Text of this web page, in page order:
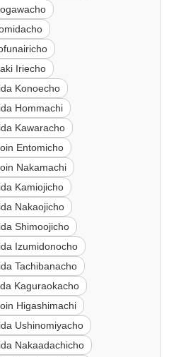
Iriecho
Konoecho
Hommachi
Kawaracho
Entomicho
Nakamachi
Kamiojicho
Nakaojicho
Shimoojicho
Izumidonocho
Tachibanacho
Kaguraokacho
Higashimachi
Ushinomiyacho
Nakaadachicho